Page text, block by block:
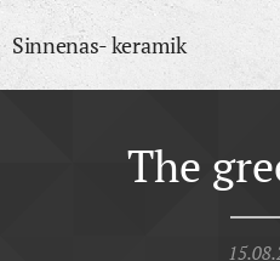
Sinnenas- keramik
The